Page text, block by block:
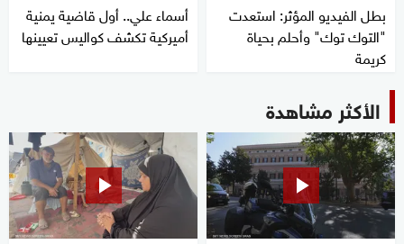
بطل الفيديو المؤثر: استعدت
"التوك توك" وأحلم بحياة
كريمة
أسماء علي.. أول قاضية يمنية
أميركية تكشف كواليس تعيينها
الأكثر مشاهدة